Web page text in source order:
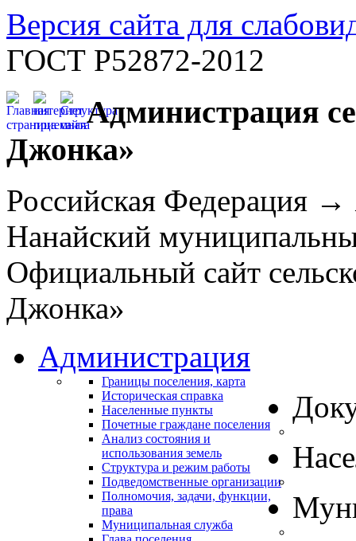
Версия сайта для
ГОСТ Р52872-2012
Администрация
Джонка»
Российская Федерация
Нанайский
Официальный сайт
Джонка»
Администрация
Границы поселения, карта
Историческая справка
Населенные пункты
Почетные граждане поселения
Анализ состояния и
использования земель
Структура и режим работы
Подведомственные организации
Полномочия, задачи, функции,
права
Муниципальная служба